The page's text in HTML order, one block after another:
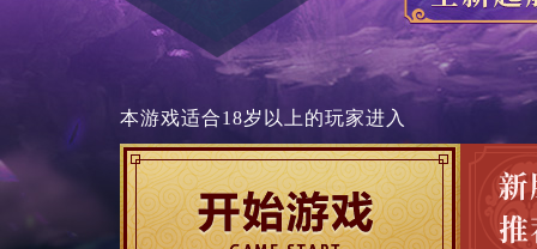
本游戏适合18岁以上 的玩家进入